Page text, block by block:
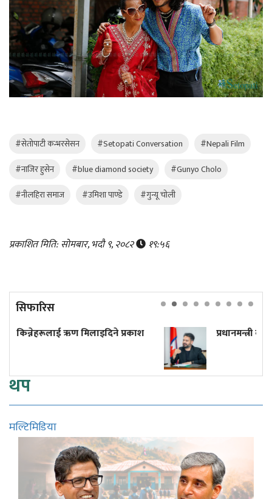
#सेतोपाटी कन्भरसेसन #Setopati Conversation
#Nepali Film
#नाजिर हुसेन
#blue diamond society
#Gunyo Cholo
#नीलहिरा समाज
#उमिशा पाण्डे #गुन्यू चोली
प्रकाशित मिति: सोमबार, भदौ ९, २०८२ १९:५६
सिफारिस
प्रधानमन्त्री बालेनले फेरि 'देर' नगरून्!
थप
मल्टिमिडिया